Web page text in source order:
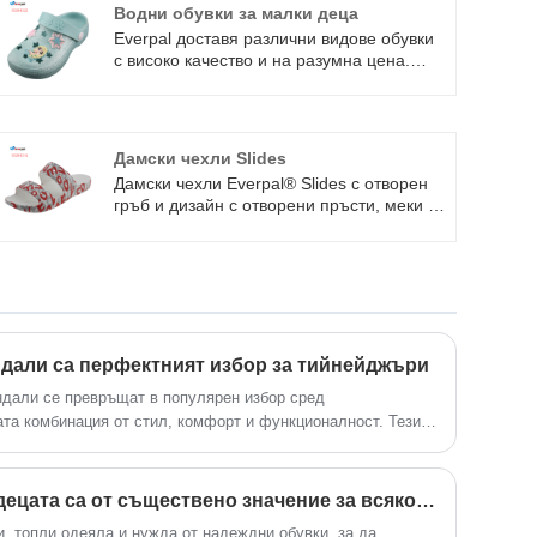
Водни обувки за малки деца
Everpal доставя различни видове обувки
с високо качество и на разумна цена.
продукти включват водни обувки за малки
деца, сандали за детски чехли, дамски
чехли за джапанки, мъжки спортни
Дамски чехли Slides
Дамски чехли Everpal® Slides с отворен
гръб и дизайн с отворени пръсти, меки и
чехли са не само евтини, но и
проектирани. Добре дошли да се
свържете с Everpal за повече стилове.
са перфектният избор за тийнейджъри
се превръщат в популярен избор сред
комбинация от стил, комфорт и функционалност. Тези
В този блог ние изследваме защо камуфлажните
как се открояват на пазара на обувки и защо
най-добрите налични опции.
Защо зимните чехли на децата са от съществено значение за всяко домакинство?
топли одеяла и нужда от надеждни обувки, за да